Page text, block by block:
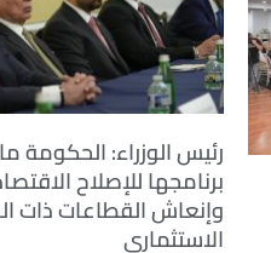
رئيس الوزراء: الحكومة
برنامجها للإصلاح
وإنعاش القطاعات ذات
الاستثماري